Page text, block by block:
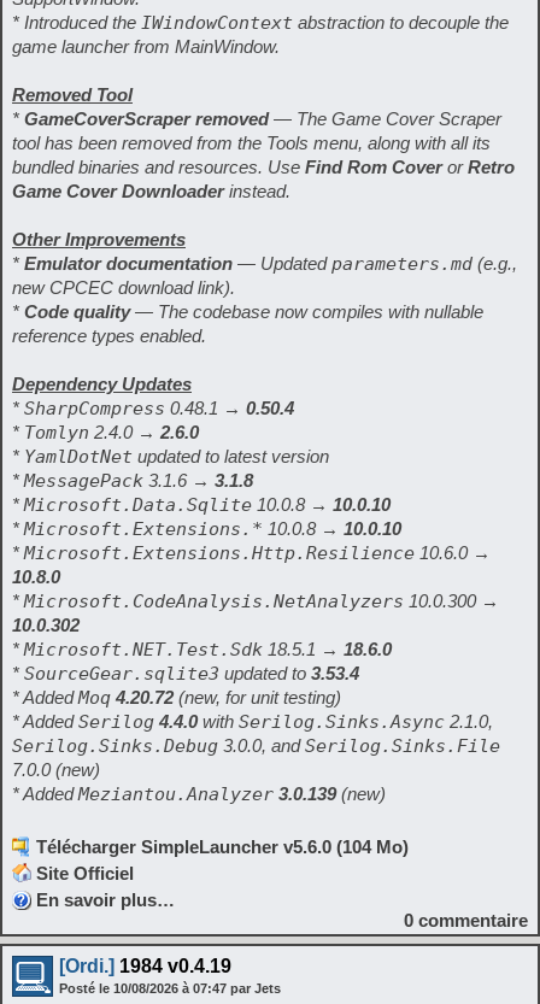
* Introduced the IWindowContext abstraction to decouple the
game launcher from MainWindow.
Removed Tool
* GameCoverScraper removed— The Game Cover Scraper
tool has been removed from the Tools menu, along with all its
bundled binaries and resources. Use Find Rom CoverorRetro
Game Cover Downloaderinstead.
Other Improvements
* Emulator documentation — Updatedparameters.md (e.g.,
new CPCEC download link).
* Code quality— The codebase now compiles with nullable
reference types enabled.
Dependency Updates
* SharpCompress 0.48.1 → 0.50.4
* Tomlyn 2.4.0 → 2.6.0
* YamlDotNet updated to latest version
*MessagePack 3.1.6 → 3.1.8
*Microsoft.Data.Sqlite 10.0.8 → 10.0.10
*Microsoft.Extensions.* 10.0.8 → 10.0.10
*Microsoft.Extensions.Http.Resilience 10.6.0 →
10.8.0
*Microsoft.CodeAnalysis.NetAnalyzers 10.0.300 →
10.0.302
*Microsoft.NET.Test.Sdk 18.5.1 → 18.6.0
* SourceGear.sqlite3 updated to 3.53.4
* AddedMoq 4.20.72 (new, for unit testing)
* AddedSerilog 4.4.0with Serilog.Sinks.Async 2.1.0,
Serilog.Sinks.Debug 3.0.0, andSerilog.Sinks.File
7.0.0(new)
* AddedMeziantou.Analyzer 3.0.139 (new)
Télécharger SimpleLauncher v5.6.0 (104 Mo)
Site Officiel
En savoir plus…
0 commentaire
[Ordi.] 1984 v0.4.19
Posté le 10/08/2026 à 07:47 par Jets